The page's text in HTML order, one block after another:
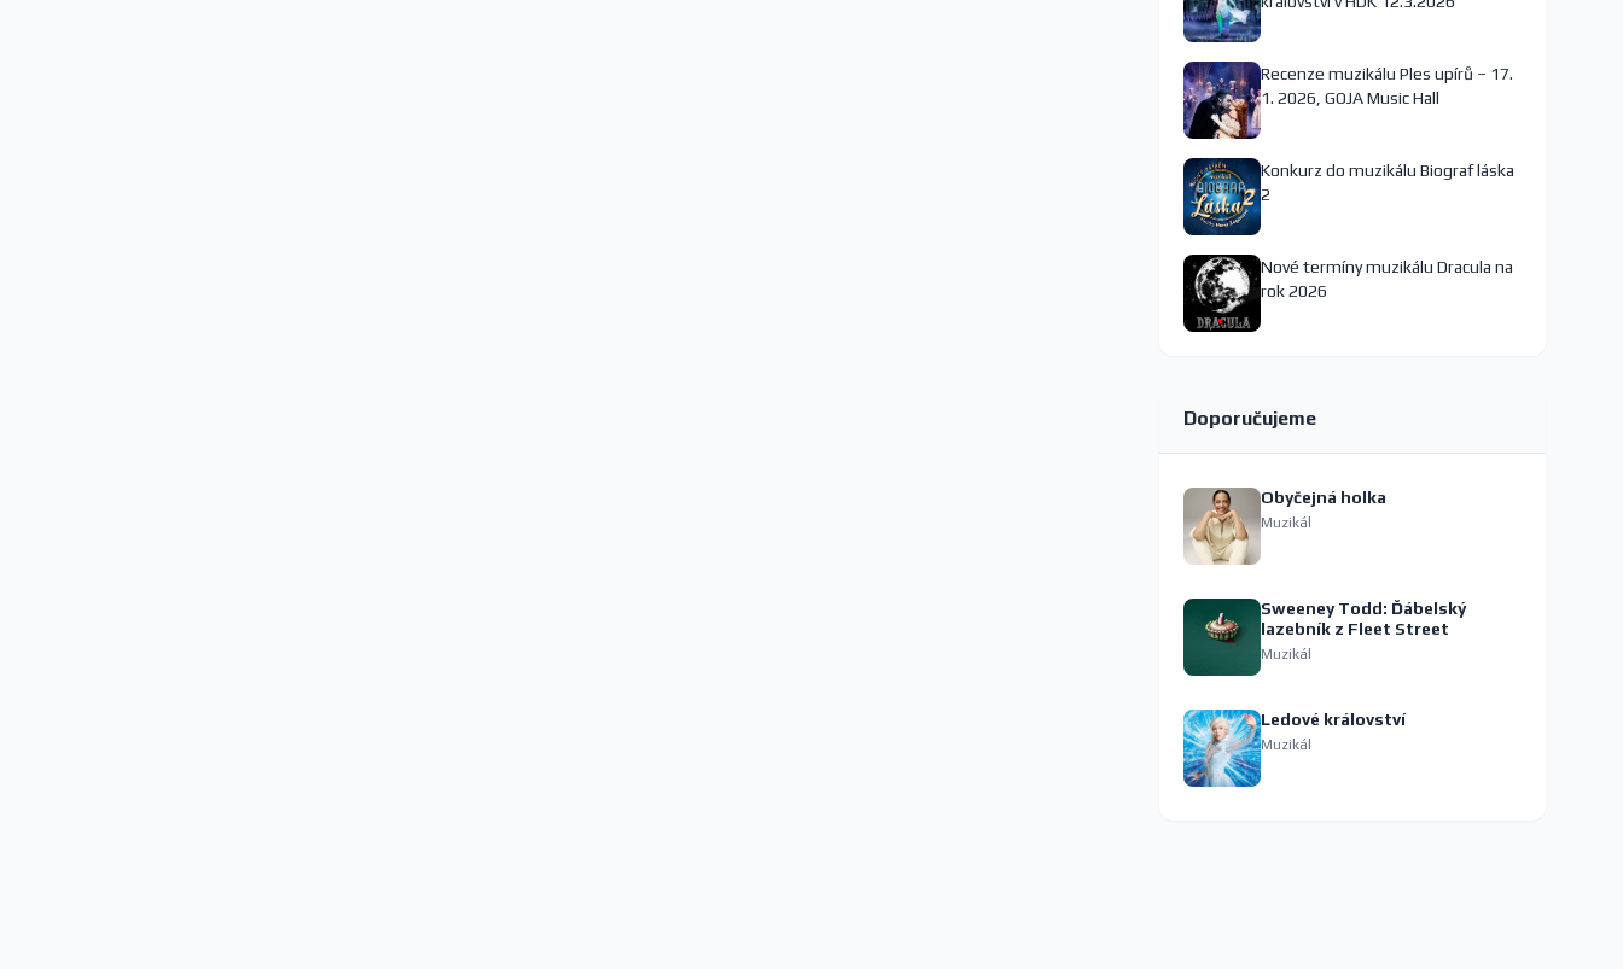
Recenze muzikálu Ples upírů – 17.
1. 2026, GOJA Music Hall
Konkurz do muzikálu Biograf láska
2
Nové termíny muzikálu Dracula na
rok 2026
Doporučujeme
Obyčejná holka
Muzikál
Sweeney Todd: Ďábelský
lazebník z Fleet Street
Muzikál
Ledové království
Muzikál